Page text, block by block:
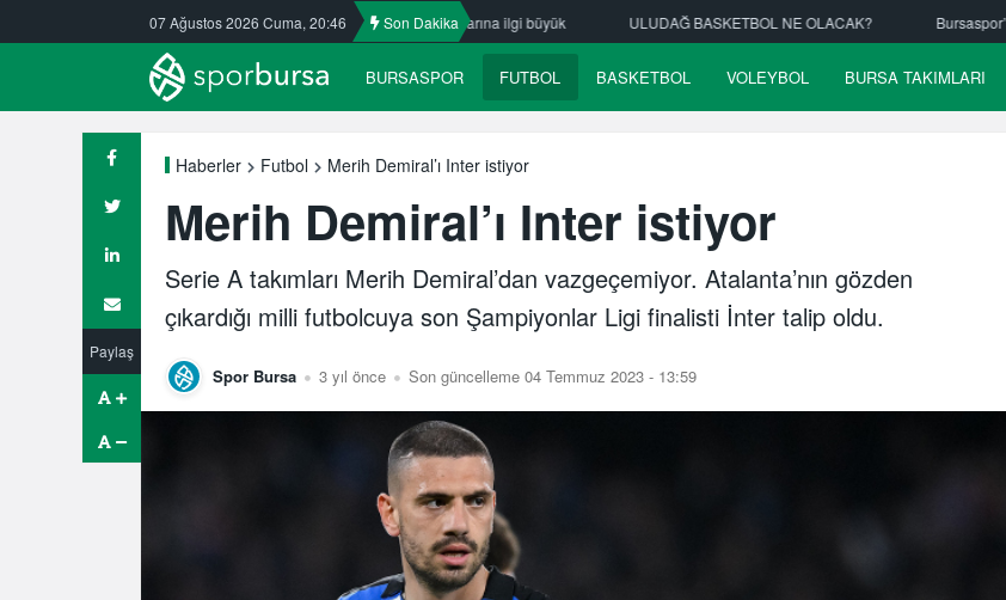
07 Ağustos 2026 Cuma, 20:46 Son Dakika
Nilüfer’de yaz okullarına ilgi büyük ULUDAĞ BASKETBOL NE OLACAK? Bursaspor’un fikstürü çekiliyor
BURSASPOR FUTBOL BASKETBOL VOLEYBOL BURSA TAKIMLARI
Paylaş
Haberler Futbol Merih Demiral’ı Inter istiyor
Merih Demiral’ı Inter istiyor
Serie A takımları Merih Demiral’dan vazgeçemiyor. Atalanta’nın gözden
çıkardığı milli futbolcuya son Şampiyonlar Ligi finalisti İnter talip oldu.
Spor Bursa 3 yıl önce Son güncelleme 04 Temmuz 2023 - 13:59